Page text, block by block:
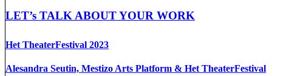
LET’s TALK ABOUT YOUR WORK
Het TheaterFestival 2023
Alesandra Seutin, Mestizo Arts Platform & Het TheaterFestival